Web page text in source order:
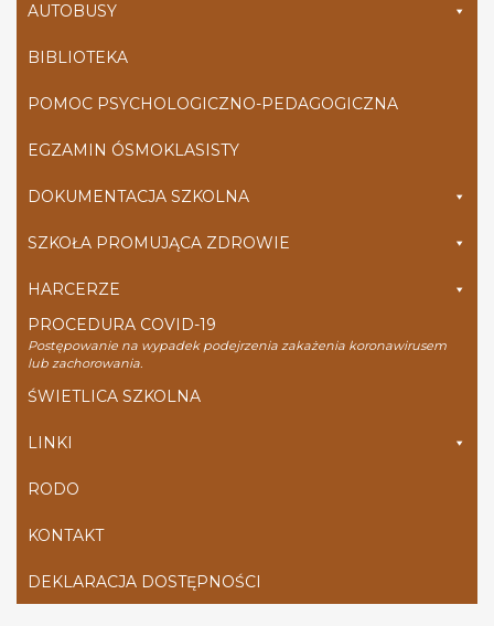
AUTOBUSY
BIBLIOTEKA
POMOC PSYCHOLOGICZNO-PEDAGOGICZNA
EGZAMIN ÓSMOKLASISTY
DOKUMENTACJA SZKOLNA
SZKOŁA PROMUJĄCA ZDROWIE
HARCERZE
PROCEDURA COVID-19
Postępowanie na wypadek podejrzenia zakażenia koronawirusem
lub zachorowania.
ŚWIETLICA SZKOLNA
LINKI
RODO
KONTAKT
DEKLARACJA DOSTĘPNOŚCI